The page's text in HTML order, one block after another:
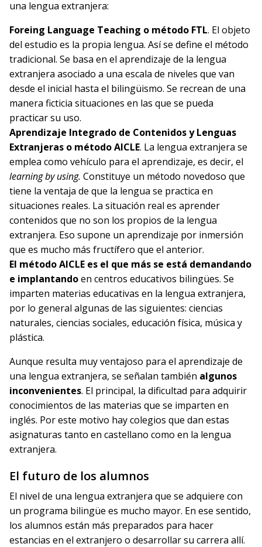
una lengua extranjera:
Foreing Language Teaching o método FTL. El objeto
del estudio es la propia lengua. Así se define el método
tradicional. Se basa en el aprendizaje de la lengua
extranjera asociado a una escala de niveles que van
desde el inicial hasta el bilingüismo. Se recrean de una
manera ficticia situaciones en las que se pueda
practicar su uso.
Aprendizaje Integrado de Contenidos y Lenguas
Extranjeras o método AICLE. La lengua extranjera se
emplea como vehículo para el aprendizaje, es decir, el
learning by using. Constituye un método novedoso que
tiene la ventaja de que la lengua se practica en
situaciones reales. La situación real es aprender
contenidos que no son los propios de la lengua
extranjera. Eso supone un aprendizaje por inmersión
que es mucho más fructífero que el anterior.
El método AICLE es el que más se está demandando
e implantandoen centros educativos bilingües. Se
imparten materias educativas en la lengua extranjera,
por lo general algunas de las siguientes: ciencias
naturales, ciencias sociales, educación física, música y
plástica.
Aunque resulta muy ventajoso para el aprendizaje de
una lengua extranjera, se señalan también algunos
inconvenientes. El principal, la dificultad para adquirir
conocimientos de las materias que se imparten en
inglés. Por este motivo hay colegios que dan estas
asignaturas tanto en castellano como en la lengua
extranjera.
El futuro de los alumnos
El nivel de una lengua extranjera que se adquiere con
un programa bilingüe es mucho mayor. En ese sentido,
los alumnos están más preparados para hacer
estancias en el extranjero o desarrollar su carrera allí.